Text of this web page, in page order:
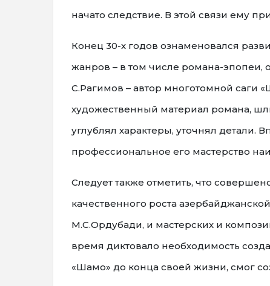
начато следствие. В этой связи ему
Конец 30-х годов ознаменовался
жанров – в том числе романа-эпопеи,
С.Рагимов – автор многотомной саги
художественный материал романа,
углублял характеры, уточнял
профессиональное его мастерство
Следует также отметить, что
качественного роста
М.С.Ордубади, и мастерских и
время диктовало необходимость
«Шамо» до конца своей жизни, смог